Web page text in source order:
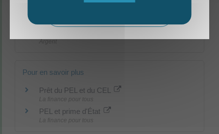
Et aussi
Pour en savoir plus
Prêt du PEL et du CEL
La finance pour tous
PEL et prime d'État
La finance pour tous